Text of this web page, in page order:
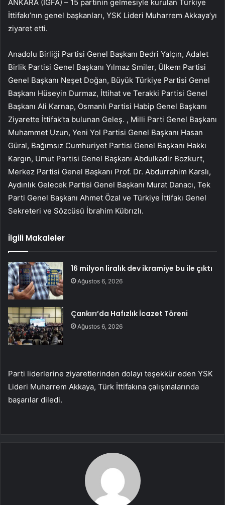
ANKARA (İGFA) – 15 partinin gelmesiyle kurulan Türkiye
İttifakı’nın genel başkanları, YSK Lideri Muharrem Akkaya’yı
ziyaret etti.
Anadolu Birliği Partisi Genel Başkanı Bedri Yalçın, Adalet
Birlik Partisi Genel Başkanı Yılmaz Smiler, Ülkem Partisi
Genel Başkanı Neşet Doğan, Büyük Türkiye Partisi Genel
Başkanı Hüseyin Durmaz, İttihat ve Terakki Partisi Genel
Başkanı Ali Karnap, Osmanlı Partisi Habip Genel Başkanı
Ziyarette İttifak’ta bulunan Geleş. , Milli Parti Genel Başkanı
Muhammet Uzun, Yeni Yol Partisi Genel Başkanı Hasan
Güral, Bağımsız Cumhuriyet Partisi Genel Başkanı Hakkı
Kargın, Umut Partisi Genel Başkanı Abdulkadir Bozkurt,
Merkez Partisi Genel Başkanı Prof. Dr. Abdurrahim Karslı,
Aydınlık Gelecek Partisi Genel Başkanı Murat Danacı, Tek
Parti Genel Başkanı Ahmet Özal ve Türkiye İttifakı Genel
Sekreteri ve Sözcüsü İbrahim Kübrızlı.
İlgili Makaleler
16 milyon liralık dev ikramiye bu ile çıktı
Ağustos 6, 2026
Çankırı’da Hafızlık İcazet Töreni
Ağustos 6, 2026
Parti liderlerine ziyaretlerinden dolayı teşekkür eden YSK
Lideri Muharrem Akkaya, Türk İttifakına çalışmalarında
başarılar diledi.